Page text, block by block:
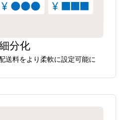
分化
送料をより柔軟に設定可能に